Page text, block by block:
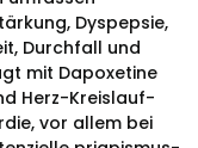
Dyspepsie,
Durchfall und
mit Dapoxetine
Herz-Kreislauf-
vor allem bei